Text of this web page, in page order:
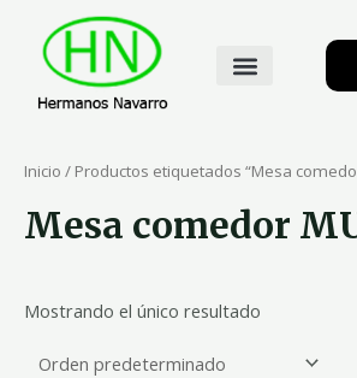
Inicio / Productos etiquetados “Mesa
Mesa comedor
Mostrando el único resultado